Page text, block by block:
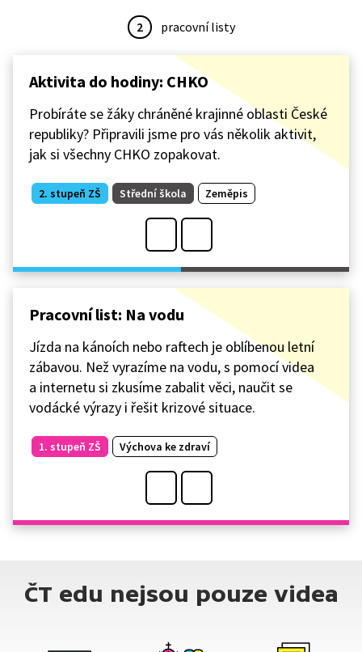
2 pracovní listy
Aktivita do hodiny: CHKO
Probíráte se žáky chráněné krajinné oblasti České
republiky? Připravili jsme pro vás několik aktivit,
jak si všechny CHKO zopakovat.
2. stupeň ZŠ Střední škola Zeměpis
Pracovní list: Na vodu
Jízda na kánoích nebo raftech je oblíbenou letní
zábavou. Než vyrazíme na vodu, s pomocí videa
a internetu si zkusíme zabalit věci, naučit se
vodácké výrazy i řešit krizové situace.
1. stupeň ZŠ Výchova ke zdraví
ČT edu nejsou pouze videa